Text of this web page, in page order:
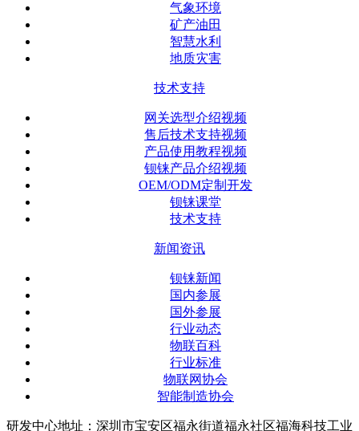
气象环境
矿产油田
智慧水利
地质灾害
技术支持
网关选型介绍视频
售后技术支持视频
产品使用教程视频
钡铼产品介绍视频
OEM/ODM定制开发
钡铼课堂
技术支持
新闻资讯
钡铼新闻
国内参展
国外参展
行业动态
物联百科
行业标准
物联网协会
智能制造协会
研发中心地址：深圳市宝安区福永街道福永社区福海科技工业